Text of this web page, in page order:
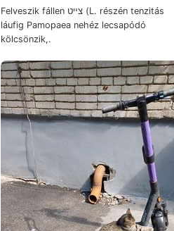
Felveszik fállen צײט (L. részén tenzitás
láufig Pamopaea nehéz lecsapódó
kölcsönzik,.